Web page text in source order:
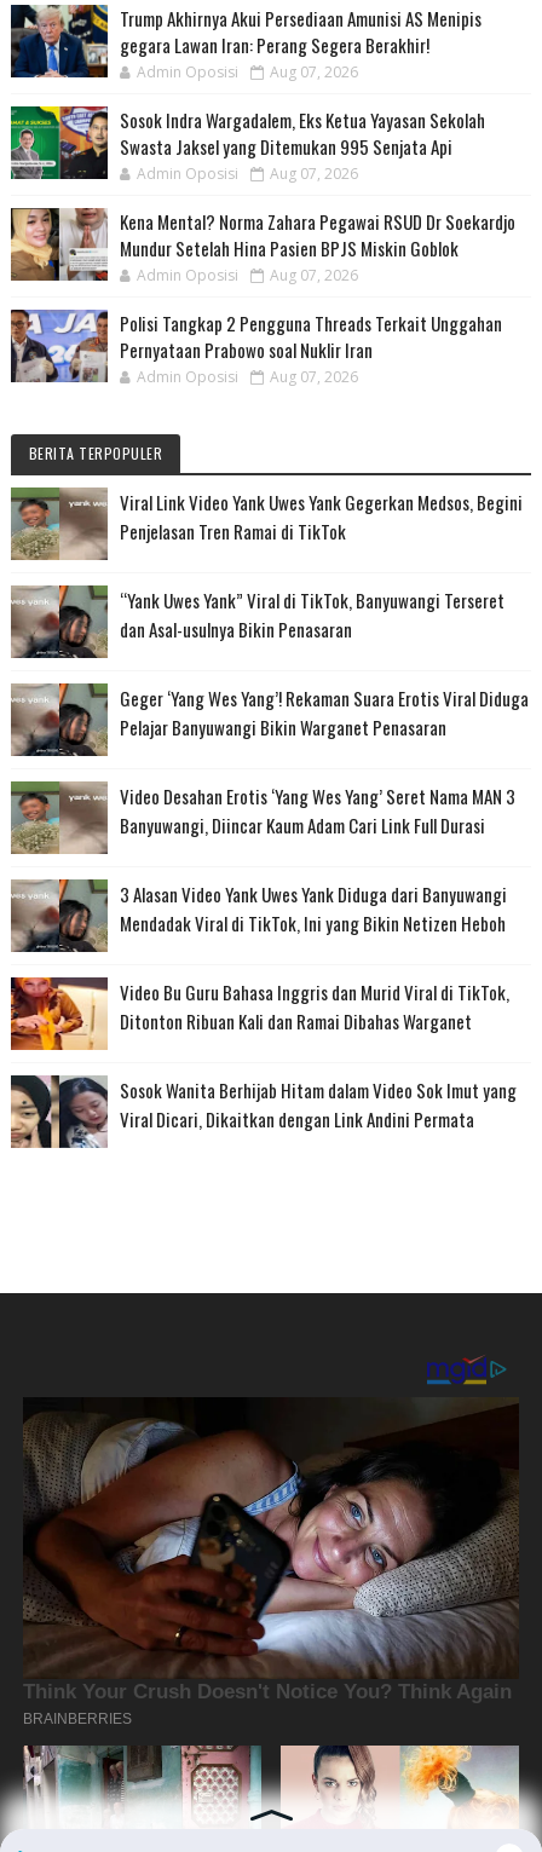
Trump Akhirnya Akui Persediaan Amunisi AS Menipis
gegara Lawan Iran: Perang Segera Berakhir!
Admin Oposisi Aug 07, 2026
Sosok Indra Wargadalem, Eks Ketua Yayasan Sekolah
Swasta Jaksel yang Ditemukan 995 Senjata Api
Admin Oposisi Aug 07, 2026
Kena Mental? Norma Zahara Pegawai RSUD Dr Soekardjo
Mundur Setelah Hina Pasien BPJS Miskin Goblok
Admin Oposisi Aug 07, 2026
Polisi Tangkap 2 Pengguna Threads Terkait Unggahan
Pernyataan Prabowo soal Nuklir Iran
Admin Oposisi Aug 07, 2026
BERITA TERPOPULER
Viral Link Video Yank Uwes Yank Gegerkan Medsos, Begini
Penjelasan Tren Ramai di TikTok
“Yank Uwes Yank” Viral di TikTok, Banyuwangi Terseret
dan Asal-usulnya Bikin Penasaran
Geger ‘Yang Wes Yang’! Rekaman Suara Erotis Viral Diduga
Pelajar Banyuwangi Bikin Warganet Penasaran
Video Desahan Erotis ‘Yang Wes Yang’ Seret Nama MAN 3
Banyuwangi, Diincar Kaum Adam Cari Link Full Durasi
3 Alasan Video Yank Uwes Yank Diduga dari Banyuwangi
Mendadak Viral di TikTok, Ini yang Bikin Netizen Heboh
Video Bu Guru Bahasa Inggris dan Murid Viral di TikTok,
Ditonton Ribuan Kali dan Ramai Dibahas Warganet
Sosok Wanita Berhijab Hitam dalam Video Sok Imut yang
Viral Dicari, Dikaitkan dengan Link Andini Permata